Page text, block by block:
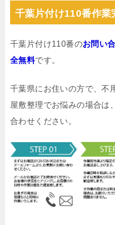
千葉片付け110番作業
千葉片付け110番のお問い
全無料です。
千葉県にお住いの方で、不
屋敷整理でお悩みの場合は
合わせください。